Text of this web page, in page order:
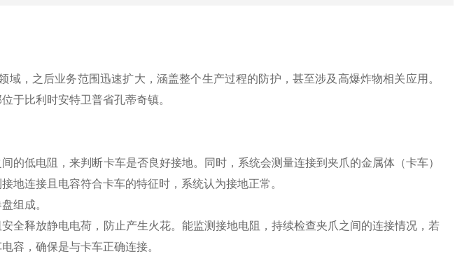
，之后业务范围迅速扩大，涵盖整个生产过程的防护，甚至涉及高爆炸物相关应用。
于比利时安特卫普省孔蒂奇镇。
的低电阻，来判断卡车是否良好接地。同时，系统会测量连接到夹爪的金属体（卡车）
地连接且电容符合卡车的特征时，系统认为接地正常。
组成。
全释放静电电荷，防止产生火花。能监测接地电阻，持续检查夹爪之间的连接情况，若
容，确保是与卡车正确连接。